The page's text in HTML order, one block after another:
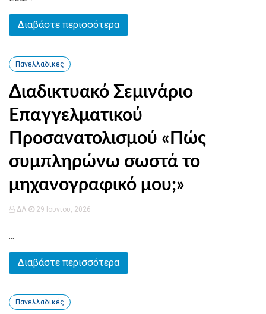
Διαβάστε περισσότερα
Πανελλαδικές
Διαδικτυακό Σεμινάριο
Επαγγελματικού
Προσανατολισμού «Πώς
συμπληρώνω σωστά το
μηχανογραφικό μου;»
ΔΛ 29 Ιουνίου, 2026
...
Διαβάστε περισσότερα
Πανελλαδικές